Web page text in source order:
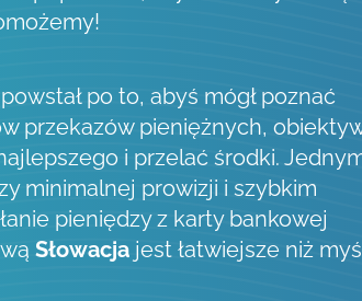
po to, abyś mógł poznać
przekazów pieniężnych,
i przelać środki.
minimalnej prowizji i szybkim
pieniędzy z karty bankowej
Słowacja jest łatwiejsze niż